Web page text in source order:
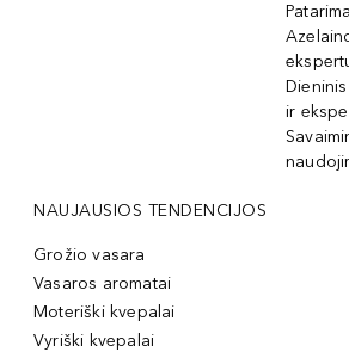
ir
NAUJAUSIOS TENDENCIJOS
Grožio vasara
Vasaros aromatai
Moteriški kvepalai
Vyriški kvepalai